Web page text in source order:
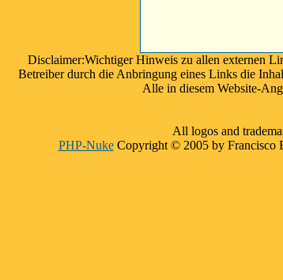
Disclaimer:Wichtiger Hinweis zu allen externen
Betreiber durch die Anbringung eines Links die
Alle in diesem Website-
All logos and
PHP-NukeCopyright © 2005 by Francisco